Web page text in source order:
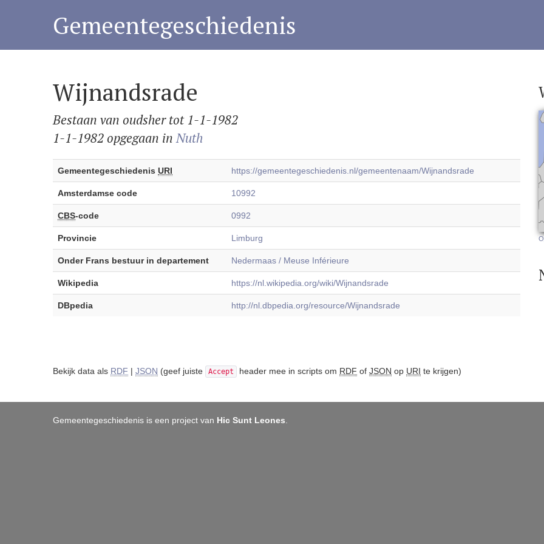
Gemeentegeschiedenis
Wijnandsrade
Bestaan van oudsher tot 1-1-1982
1-1-1982 opgegaan inNuth
Gemeentegeschiedenis URI https://gemeentegeschiedenis.nl/gemeentenaam/Wijnandsrade
Amsterdamse code 10992
CBS-code 0992
Provincie Limburg
Onder Frans bestuur in departement Nedermaas / Meuse Inférieure
Wikipedia https://nl.wikipedia.org/wiki/Wijnandsrade
DBpedia http://nl.dbpedia.org/resource/Wijnandsrade
Bekijk data als RDF | JSON (geef juiste Accept header mee in scripts om RDF of JSON op URI te krijgen)
Gemeentegeschiedenis is een project van Hic Sunt Leones